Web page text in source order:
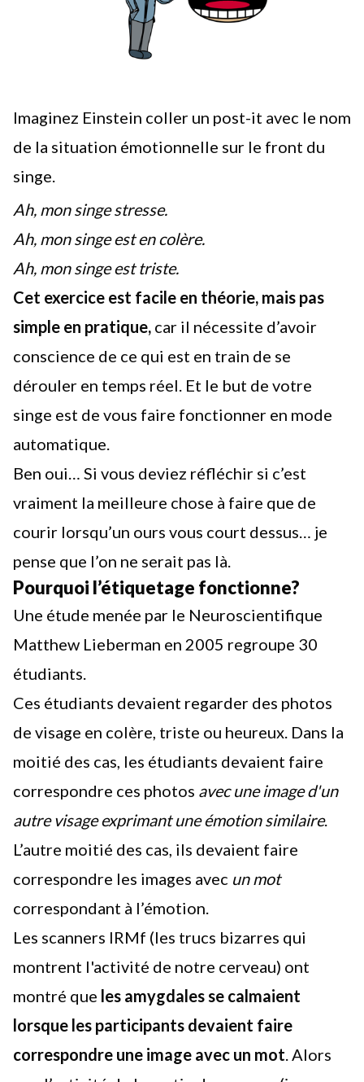
Imaginez Einstein coller un post-it avec le nom
de la situation émotionnelle sur le front du
singe.
Ah, mon singe stresse.
Ah, mon singe est en colère.
Ah, mon singe est triste.
Cet exercice est facile en théorie, mais pas
simple en pratique, car il nécessite d’avoir
conscience de ce qui est en train de se
dérouler en temps réel. Et le but de votre
singe est de vous faire fonctionner en mode
automatique.
Ben oui… Si vous deviez réfléchir si c’est
vraiment la meilleure chose à faire que de
courir lorsqu’un ours vous court dessus… je
pense que l’on ne serait pas là.
Pourquoi l’étiquetage fonctionne?
Une étude menée par le Neuroscientifique
Matthew Lieberman en 2005 regroupe 30
étudiants.
Ces étudiants devaient regarder des photos
de visage en colère, triste ou heureux. Dans la
moitié des cas, les étudiants devaient faire
correspondre ces photos avec une image d'un
autre visage exprimant une émotion similaire.
L’autre moitié des cas, ils devaient faire
correspondre les images avec un mot
correspondant à l’émotion.
Les scanners IRMf (les trucs bizarres qui
montrent l'activité de notre cerveau) ont
montré que les amygdales se calmaient
lorsque les participants devaient faire
correspondre une image avec un mot . Alors